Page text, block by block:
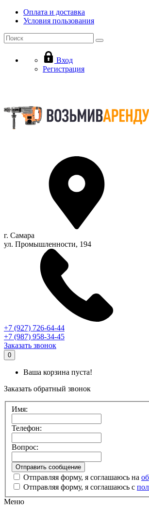
Оплата и доставка
Условия пользования
Вход
Регистрация
г. Самара
ул. Промышленности, 194
+7 (927) 726-64-44
+7 (987) 958-34-45
Заказать звонок
0
Ваша корзина пуста!
Заказать обратный звонок
Имя:
Телефон:
Вопрос:
Отправляя форму, я соглашаюсь на
Отправляя форму, я соглашаюсь с
Меню